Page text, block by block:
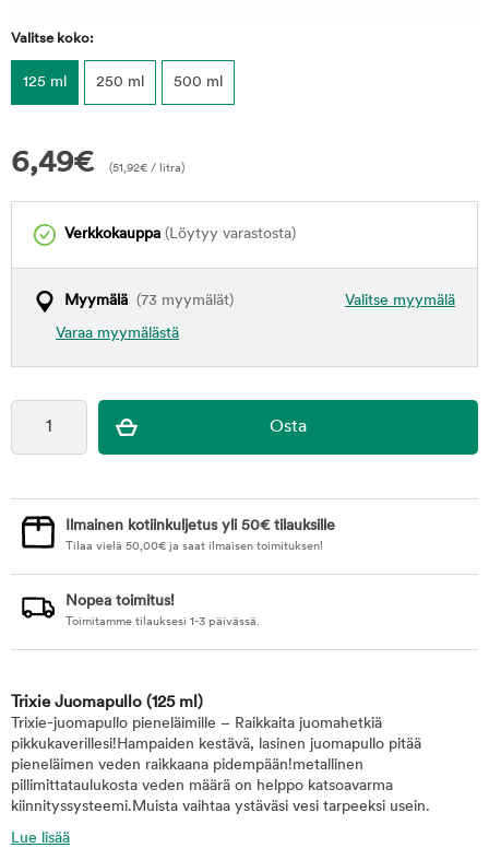
Valitse koko:
125 ml 250 ml 500 ml
6,49€ (51,92€ / litra)
Verkkokauppa (Löytyy varastosta)
Valitse myymälä
Myymälä (73 myymälät)
Varaa myymälästä
Ilmainen kotiinkuljetus yli 50€ tilauksille
Tilaa vielä 50,00€ ja saat ilmaisen toimituksen!
Nopea toimitus!
Toimitamme tilauksesi 1-3 päivässä.
Trixie Juomapullo (125 ml)
Trixie-juomapullo pieneläimille – Raikkaita juomahetkiä
pikkukaverillesi!Hampaiden kestävä, lasinen juomapullo pitää
pieneläimen veden raikkaana pidempään!metallinen
pillimittataulukosta veden määrä on helppo katsoavarma
kiinnityssysteemi.Muista vaihtaa ystäväsi vesi tarpeeksi usein.
Lue lisää